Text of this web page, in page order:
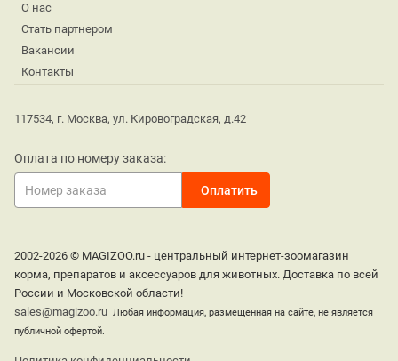
О нас
Стать партнером
Вакансии
Контакты
117534, г. Москва, ул. Кировоградская, д.42
Оплата по номеру заказа:
2002-2026 © MAGIZOO.ru - центральный интернет-зоомагазин
корма, препаратов и аксессуаров для животных. Доставка по всей
России и Московской области!
sales@magizoo.ru Любая информация, размещенная на сайте, не является
публичной офертой.